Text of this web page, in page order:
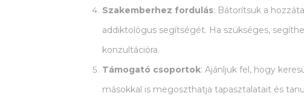
Szakemberhez fordulás: Bátorítsuk a
addiktológus segítségét. Ha szükséges,
konzultációra.
Támogató csoportok: Ajánljuk fel, hogy
másokkal is megoszthatja tapasztalatait és